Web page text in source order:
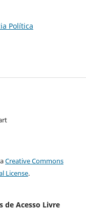
Política
Creative Commons
License.
de Acesso Livre